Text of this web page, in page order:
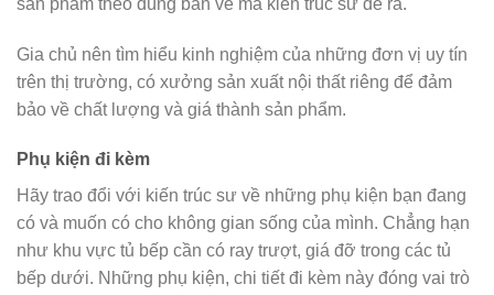
Gia chủ nên tìm hiểu kinh nghiệm của những đơn vị uy tín
trên thị trường, có xưởng sản xuất nội thất riêng để đảm
bảo về chất lượng và giá thành sản phẩm.
Phụ kiện đi kèm
Hãy trao đổi với kiến trúc sư về những phụ kiện bạn đang
có và muốn có cho không gian sống của mình. Chẳng hạn
như khu vực tủ bếp cần có ray trượt, giá đỡ trong các tủ
bếp dưới. Những phụ kiện, chi tiết đi kèm này đóng vai trò